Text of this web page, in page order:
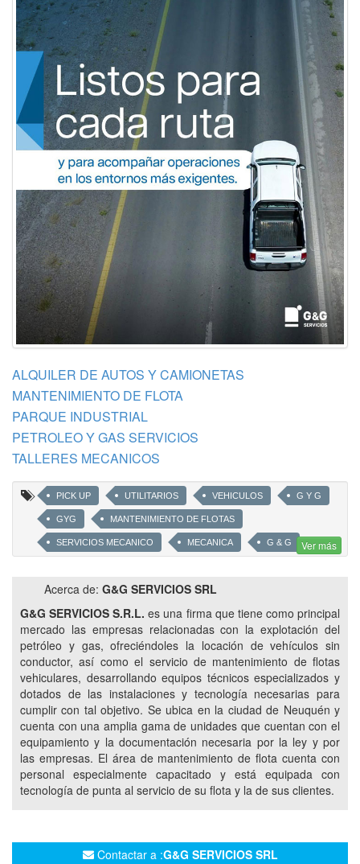
ALQUILER DE AUTOS Y CAMIONETAS
MANTENIMIENTO DE FLOTA
PARQUE INDUSTRIAL
PETROLEO Y GAS SERVICIOS
TALLERES MECANICOS
PICK UP UTILITARIOS VEHICULOS G Y G
GYG MANTENIMIENTO DE FLOTAS
SERVICIOS MECANICO MECANICA G & G
EMPRESA CERTIFICADA NEUQUINA
ALQUILER DE CAMIONETAS 4X4
Ver más
Acerca de: G&G SERVICIOS SRL
G&G SERVICIOS S.R.L.es una firma que tiene como principal
mercado las empresas relacionadas con la explotación del
petróleo y gas, ofreciéndoles la locación de vehículos sin
conductor, así como el servicio de mantenimiento de flotas
vehiculares, desarrollando equipos técnicos especializados y
dotados de las instalaciones y tecnología necesarias para
cumplir con tal objetivo. Se ubica en la ciudad de Neuquén y
cuenta con una amplia gama de unidades que cuentan con el
equipamiento y la documentación necesaria por la ley y por
las empresas. El área de mantenimiento de flota cuenta con
personal especialmente capacitado y está equipada con
tecnología de punta al servicio de su flota y la de sus clientes.
Contactar a :G&G SERVICIOS SRL